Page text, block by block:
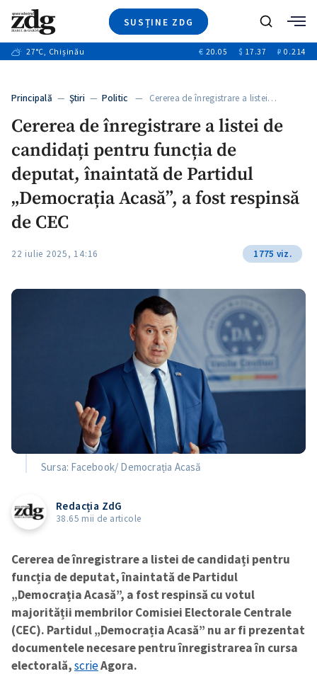
SUSȚINE ZDG
Ştiri
+6
Video
Special
+1
+1
+1
Blog
+1
Caută
27°C, Chișinău € 20.05 $ 17.37 ₽ 0.214
Principală — Ştiri — Politic — Cererea de înregistrare a listei…
Cererea de înregistrare a listei de
candidați pentru funcția de
deputat, înaintată de Partidul
„Democrația Acasă”, a fost respinsă
de CEC
22 iulie 2025, 14:16 1775 viz.
Sursa: Facebook/ Democrația Acasă
Redacția ZdG
38.65 mii de articole
Cererea de înregistrare a listei de candidați pentru
funcția de deputat, înaintată de Partidul
„Democrația Acasă”, a fost respinsă cu votul
majorității membrilor Comisiei Electorale Centrale
(CEC). Partidul „Democrația Acasă” nu ar fi prezentat
documentele necesare pentru înregistrarea în cursa
electorală,scrieAgora.